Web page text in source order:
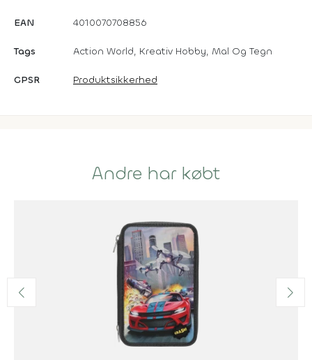
EAN 4010070708856
Tags Action World, Kreativ Hobby, Mal Og Tegn
GPSR Produktsikkerhed
Andre har købt